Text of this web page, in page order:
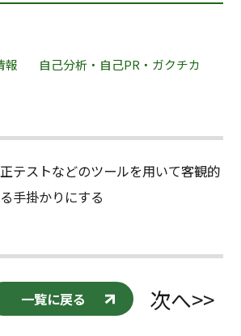
報
自己分析・自己PR・ガクチカ
テストなどのツールを用いて客観的
手掛かりにする
一覧に戻る 次へ>>